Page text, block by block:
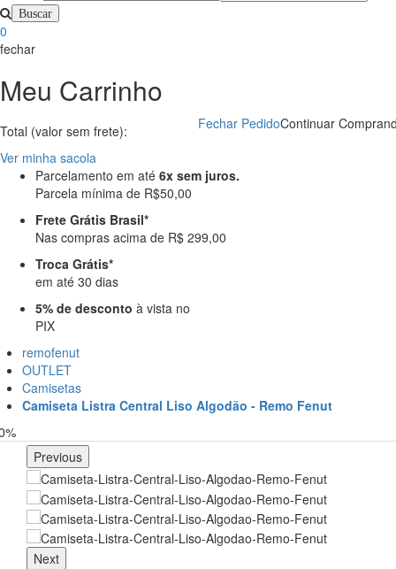
0
fechar
Meu Carrinho
Total (valor sem frete):
Ver minha sacola
Fechar PedidoContinuar
Parcelamento em até 6x sem juros.
Parcela mínima de R$50,00
Frete Grátis Brasil*
Nas compras acima de R$ 299,00
Troca Grátis*
em até 30 dias
5% de desconto à vista no
PIX
remofenut
OUTLET
Camisetas
Camiseta Listra Central Liso Algodão - Remo Fenut
Previous
Next